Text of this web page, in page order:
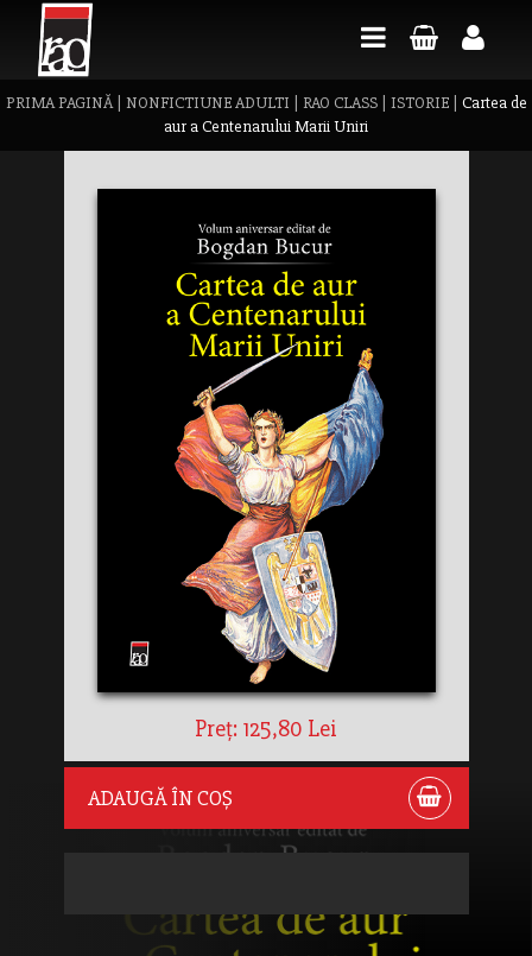
PRIMA PAGINĂ| NONFICTIUNE ADULTI RAO CLASS| ISTORIE| Cartea de
aur a Centenarului Marii Uniri
Preț: 125,80 Lei
ADAUGĂ ÎN COȘ